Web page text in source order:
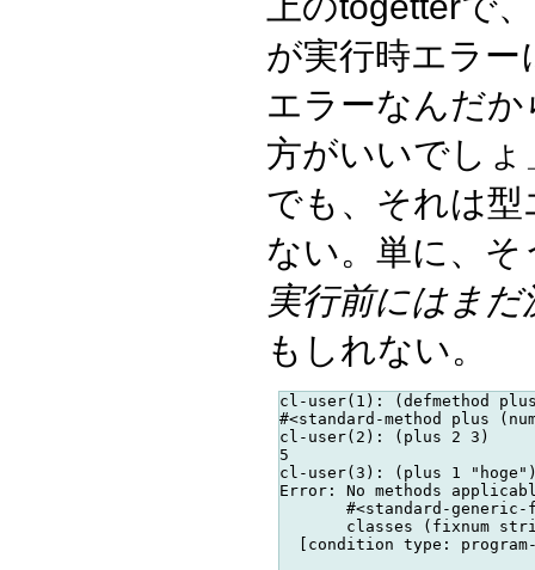
が実行時エラ
エラーなんだ
方がいいでし
でも、それは
ない。単に、
実行前にはま
もしれない。
cl-user(1): (defmethod
#<standard-method plus
cl-user(2): (plus 2 3)
5
cl-user(3): (plus 1
Error: No methods
#<standard-
classes (fixnum
[condition type: